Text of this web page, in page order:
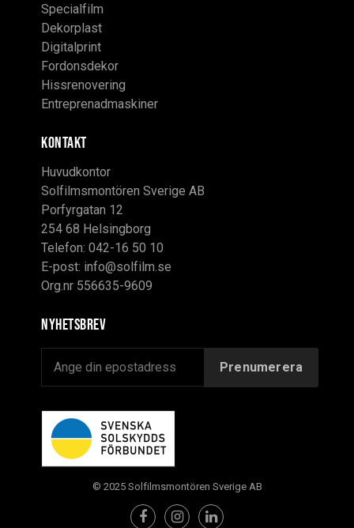
Specialfilm
Dekorplast
Digitalprint
Fordonsdekor
Hissrenovering
Entreprenadmaskiner
KONTAKT
Huvudkontor
Solfilmsmontören Sverige AB
Porfyrgatan 12
254 68 Helsingborg
Telefon: 042-16 50 10
E-post: info@solfilm.se
Org.nr 556635-9609
Nyhetsbrev
© 2025 Solfilmsmontören Sverige AB